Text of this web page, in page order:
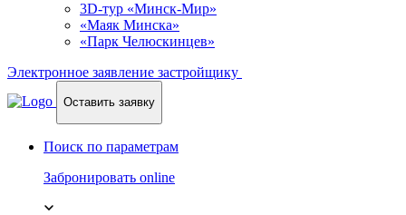
3D-тур «Минск-Мир»
«Маяк Минска»
«Парк Челюскинцев»
Электронное заявление застройщику
Оставить заявку
Поиск по параметрам
Забронировать online